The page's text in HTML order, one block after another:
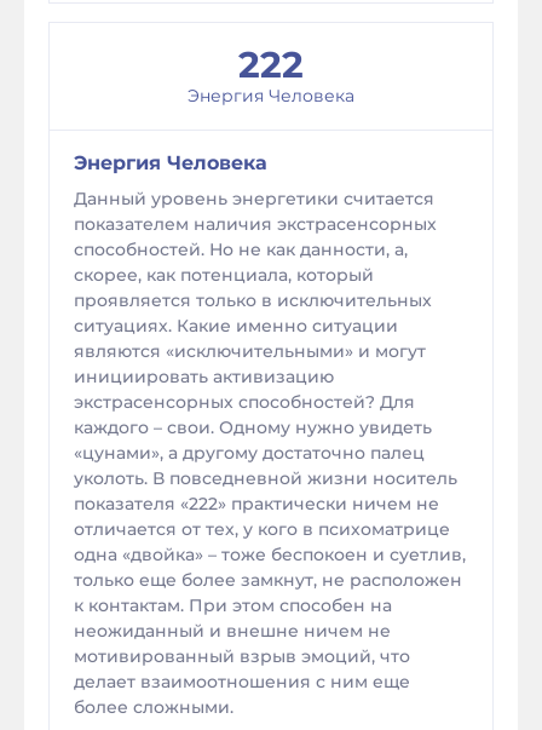
222
Энергия Человека
Энергия Человека
Данный уровень энергетики считается
показателем наличия экстрасенсорных
способностей. Но не как данности, а,
скорее, как потенциала, который
проявляется только в исключительных
ситуациях. Какие именно ситуации
являются «исключительными» и могут
инициировать активизацию
экстрасенсорных способностей? Для
каждого – свои. Одному нужно увидеть
«цунами», а другому достаточно палец
уколоть. В повседневной жизни носитель
показателя «222» практически ничем не
отличается от тех, у кого в психоматрице
одна «двойка» – тоже беспокоен и суетлив,
только еще более замкнут, не расположен
к контактам. При этом способен на
неожиданный и внешне ничем не
мотивированный взрыв эмоций, что
делает взаимоотношения с ним еще
более сложными.